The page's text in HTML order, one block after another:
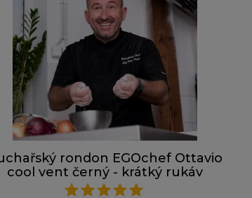
rondon EGOchef Ottavio
cool vent černý - krátký rukáv